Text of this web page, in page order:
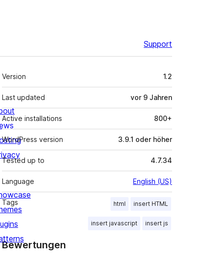
Support
Meta
Version 1.2
Last updated vor 9 Jahren
Active installations 800+
WordPress version 3.9.1 oder höher
Tested up to 4.7.34
Language English (US)
Tags html insert HTML
insert javascript insert js
Bewertungen